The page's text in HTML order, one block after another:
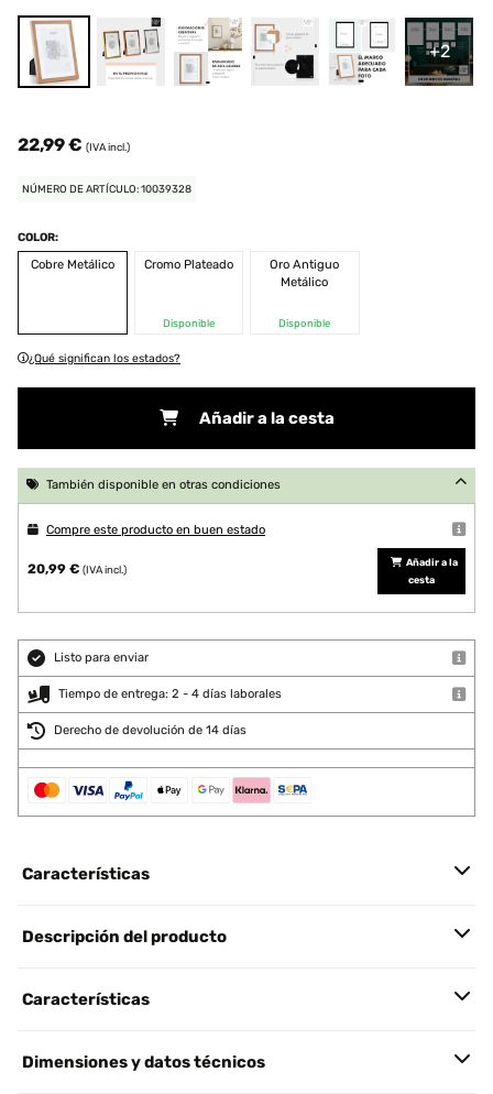
+2
22,99 € (IVA incl.)
NÚMERO DE ARTÍCULO: 10039328
COLOR:
Cobre Metálico
Cromo Plateado
Disponible
Oro Antiguo
Metálico
Disponible
¿Qué significan los estados?
Añadir a la cesta
También disponible en otras condiciones
Compre este producto en buen estado
20,99 € (IVA incl.)
Añadir a la
cesta
Listo para enviar
Tiempo de entrega: 2 - 4 días laborales
Derecho de devolución de 14 días
Características
Descripción del producto
Características
Dimensiones y datos técnicos